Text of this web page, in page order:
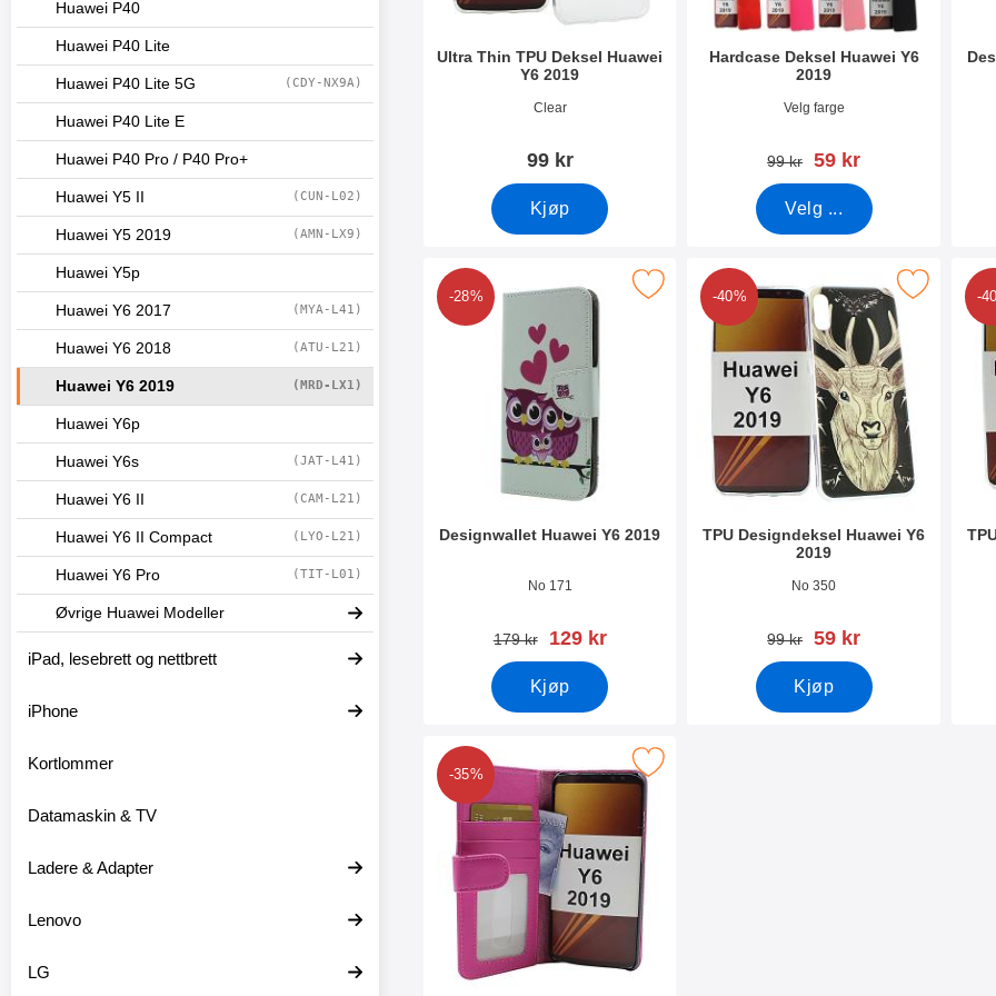
Huawei P40
Huawei P40 Lite
Huawei P40 Lite 5G (CDY-NX9A)
Huawei P40 Lite E
Huawei P40 Pro / P40 Pro+
Huawei Y5 II (CUN-L02)
Huawei Y5 2019 (AMN-LX9)
Huawei Y5p
Huawei Y6 2017 (MYA-L41)
Huawei Y6 2018 (ATU-L21)
Huawei Y6 2019 (MRD-LX1)
Huawei Y6p
Huawei Y6s (JAT-L41)
Huawei Y6 II (CAM-L21)
Huawei Y6 II Compact (LYO-L21)
Huawei Y6 Pro (TIT-L01)
Øvrige Huawei Modeller
iPad, lesebrett og nettbrett
iPhone
Kortlommer
Datamaskin & TV
Ladere & Adapter
Lenovo
LG
Ultra Thin TPU Deksel Huawei
Y6 2019
Varenummer 31407
Clear
99 kr
Kjøp
Hardcase Deksel Huawei Y6
2019
Varenummer 31408
Velg farge
gammel pris
99 kr ny pris
59 kr
Velg ...
-28%
Designwallet Huawei Y6 2019
Varenummer 31518
No 171
gammel pris
179 kr ny pris
129 kr
Kjøp
Merk designwallet Huawei Y6 2019 som favoritt
-40%
TPU Designdeksel Huawei Y6
2019
Varenummer 31509
No 350
gammel pris
99 kr ny pris
59 kr
Kjøp
Merk tPU Designdeksel Huawei Y6
-
-35%
Merk skimblocker Lommebok-etui Huawei Y6 2019 som favoritt